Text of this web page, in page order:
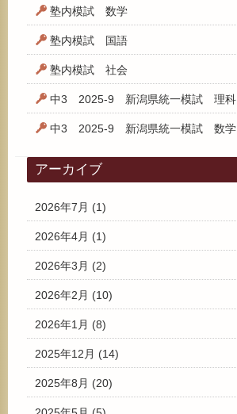
塾内模試 数学
塾内模試 国語
塾内模試 社会
中3 2025-9 新潟県統一模試 理科
中3 2025-9 新潟県統一模試 数学
アーカイブ
2026年7月 (1)
2026年4月 (1)
2026年3月 (2)
2026年2月 (10)
2026年1月 (8)
2025年12月 (14)
2025年8月 (20)